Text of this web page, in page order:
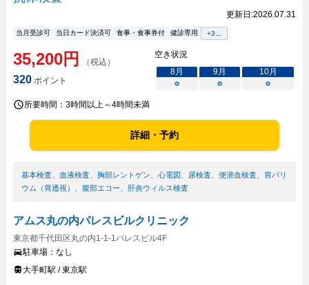
更新日:2026.07.31
当月受診可 当日カード決済可 食事・食事券付 健診専用 +3...
35,200円 （税込）
320ポイント
空き状況
8月 9月 10月
○
○ ○
所要時間： 3時間以上～4時間未満
詳細・予約
基本検査、 血液検査、 胸部レントゲン 心電図 尿検査、 便潜血検査、 胃バリ
ウム（胃透視）
腹部エコー 肝炎ウィルス検査
アムス丸の内パレスビルクリニック
東京都千代田区丸の内1-1-1パレスビル4F
駐車場： なし
大手町駅 / 東京駅